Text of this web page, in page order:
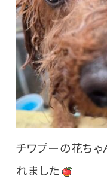
チワプーの花ちゃ
れました